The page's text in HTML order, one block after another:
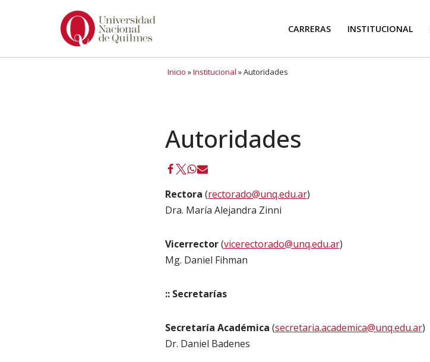
CARRERAS INSTITUCIONAL
Inicio »Institucional »Autoridades
Autoridades
Rectora (rectorado@unq.edu.ar)
Dra. María Alejandra Zinni
Vicerrector(vicerectorado@unq.edu.ar)
Mg. Daniel Fihman
:: Secretarías
Secretaría Académica (secretaria.academica@unq.edu.ar)
Dr. Daniel Badenes